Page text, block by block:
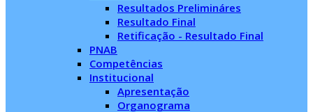
Resultados Prelimináres
Resultado Final
Retificação - Resultado Final
PNAB
Competências
Institucional
Apresentação
Organograma